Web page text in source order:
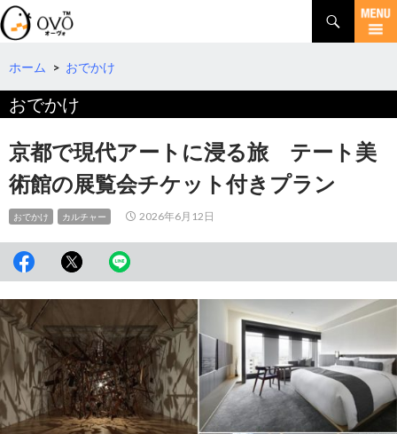
検
索
コ
テ
ツ
へ
移
動
ホーム > おでかけ
おでかけ
京都で現代アートに浸る旅 テート美
術館の展覧会チケット付きプラン
おでかけ カルチャー 2026年6月12日